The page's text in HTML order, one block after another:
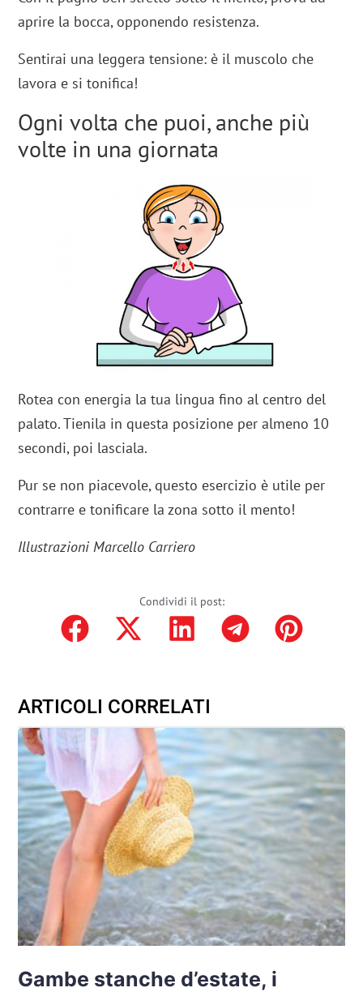
aprire la bocca, opponendo resistenza.
Sentirai una leggera tensione: è il muscolo che
lavora e si tonifica!
Ogni volta che puoi, anche più
volte in una giornata
Rotea con energia la tua lingua fino al centro del
palato. Tienila in questa posizione per almeno 10
secondi, poi lasciala.
Pur se non piacevole, questo esercizio è utile per
contrarre e tonificare la zona sotto il mento!
Illustrazioni Marcello Carriero
Condividi il post:
ARTICOLI CORRELATI
Gambe stanche d’estate, i